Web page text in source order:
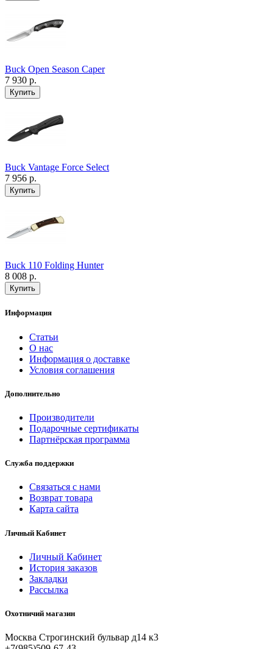
Buck Open Season Caper
7 930 р.
Buck Vantage Force Select
7 956 р.
Buck 110 Folding Hunter
8 008 р.
Информация
Статьи
О нас
Информация о доставке
Условия соглашения
Дополнительно
Производители
Подарочные сертификаты
Партнёрская программа
Служба поддержки
Связаться с нами
Возврат товара
Карта сайта
Личный Кабинет
Личный Кабинет
История заказов
Закладки
Рассылка
Охотничий магазин
Москва Строгинский бульвар д14 к3